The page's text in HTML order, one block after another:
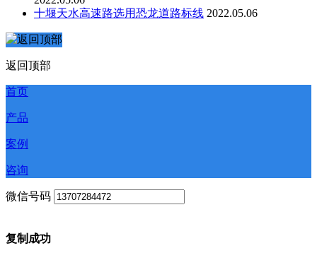
十堰天水高速路选用恐龙道路标线 2022.05.06
返回顶部
首页
产品
案例
咨询
微信号码
复制成功